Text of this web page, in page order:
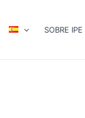
SOBRE IPE